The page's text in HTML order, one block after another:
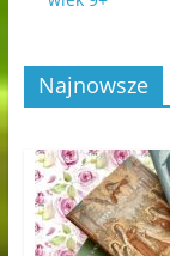
Najnowsze